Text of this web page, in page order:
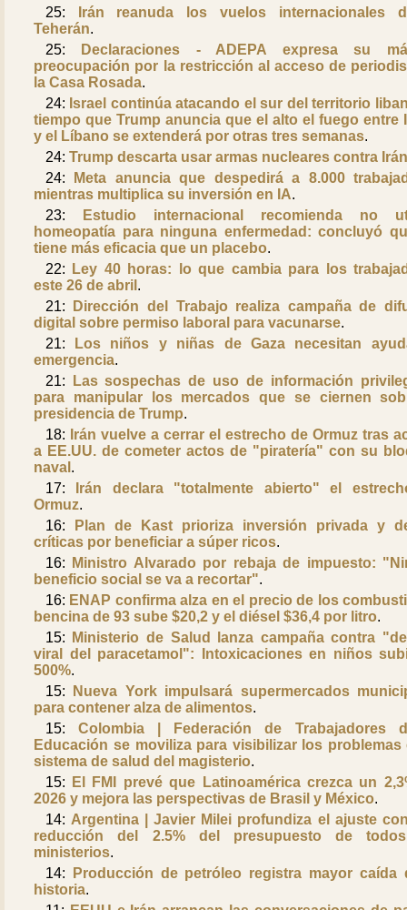
25:
Irán reanuda los vuelos internacionales
Teherán.
25:
Declaraciones - ADEPA expresa su
preocupación por la restricción al acceso de
la Casa Rosada.
24: Israel continúa atacando el sur del territorio
tiempo que Trump anuncia que el alto el fuego entre
y el Líbano se extenderá por otras tres semanas.
24: Trump descarta usar armas nucleares contra Irán
24:
Meta anuncia que despedirá a 8.000
mientras multiplica su inversión en IA.
23:
Estudio internacional recomienda no
homeopatía para ninguna enfermedad: concluyó
tiene más eficacia que un placebo.
22:
Ley 40 horas: lo que cambia para los
este 26 de abril .
21:
Dirección del Trabajo realiza campaña de
digital sobre permiso laboral para vacunarse.
21:
Los niños y niñas de Gaza necesitan
emergencia.
21:
Las sospechas de uso de información
para manipular los mercados que se ciernen
presidencia de Trump.
18:
Irán vuelve a cerrar el estrecho de Ormuz tras
a EE.UU. de cometer actos de "piratería" con su
naval .
17:
Irán declara "totalmente abierto" el
Ormuz.
16:
Plan de Kast prioriza inversión privada y
críticas por beneficiar a súper ricos.
16:
Ministro Alvarado por rebaja de impuesto:
beneficio social se va a recortar".
16: ENAP confirma alza en el precio de los
bencina de 93 sube $20,2 y el diésel $36,4 por litro.
15:
Ministerio de Salud lanza campaña contra
viral del paracetamol": Intoxicaciones en niños
500%.
15:
Nueva York impulsará supermercados
para contener alza de alimentos.
15: Colombia | Federación de Trabajadores
Educación se moviliza para visibilizar los problemas
sistema de salud del magisterio.
15:
El FMI prevé que Latinoamérica crezca un
2026 y mejora las perspectivas de Brasil y México.
14: Argentina | Javier Milei profundiza el ajuste
reducción del 2.5% del presupuesto de
ministerios.
14:
Producción de petróleo registra mayor caída
historia.